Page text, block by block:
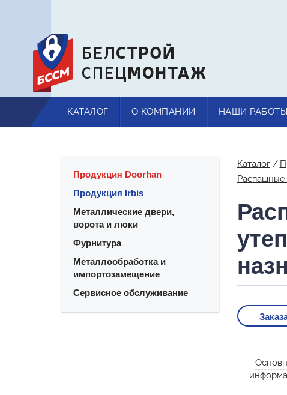
КАТАЛОГ О КОМПАНИИ НАШИ РАБОТЫ
Продукция Doorhan
Продукция Irbis
Металлические двери,
ворота и люки
Фурнитура
Металлообработка и
импортозамещение
Сервисное обслуживание
Каталог
Распашные